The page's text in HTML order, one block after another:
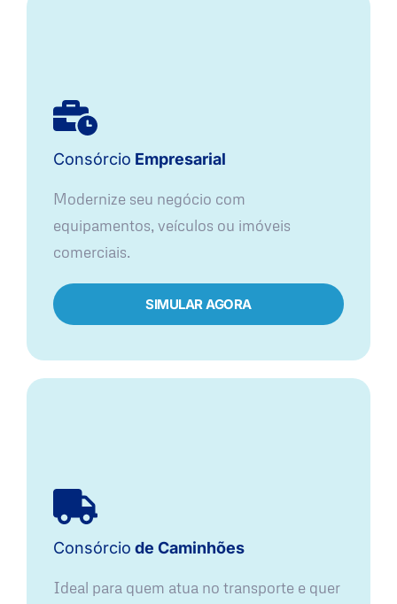
Consórcio Empresarial
Modernize seu negócio com
equipamentos, veículos ou imóveis
comerciais.
SIMULAR AGORA
Consórcio de Caminhões
Ideal para quem atua no transporte e quer